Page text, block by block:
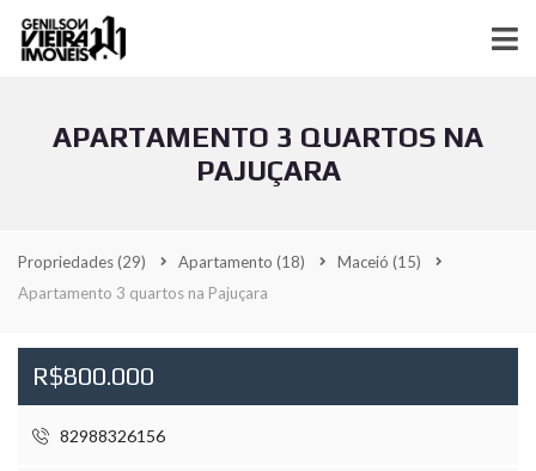
APARTAMENTO 3 QUARTOS NA
PAJUÇARA
Propriedades(29) Apartamento (18) Maceió (15)
Apartamento 3 quartos na Pajuçara
R$800.000
82988326156